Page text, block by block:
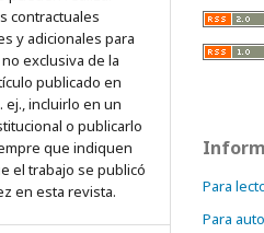
contractuales
y adicionales para
exclusiva de la
publicado en
ej., incluirlo en un
o publicarlo
que indiquen
el trabajo se publicó
en esta revista.
Para
Para